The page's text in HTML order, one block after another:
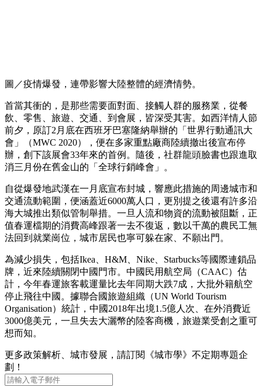
圖／疫情爆發，連帶影響大陸整體的經濟情勢。
首當其衝的，是那些需要面對面、接觸人群的服務業，從餐
飲、零售、旅遊、交通、到會展，皆深受其害。如西洋情人節
前夕，原訂2月底在西班牙巴塞隆納舉辦的「世界行動通訊大
會」（MWC 2020），便在多家重點廠商陸續撤出後宣布停
辦，創下該展會33年來的首例。隨後，社群龍頭臉書也跟進取
消三月份在舊金山的「全球行銷峰會」。
自從爆發地武漢在一月底宣布封城，響應此措施的周邊城市和
交通流動範圍，便涵蓋近6000萬人口，更別提之後還有許多沿
海大城推出類似管制舉措。一旦人流和物資的流動被阻斷，正
值春運檔期的消費高峰跟著一去不復返，數以千萬的農民工無
法回到就業崗位，城市居民也寧可躲在家、不願出門。
為減少損失，包括Ikea、H&M、Nike、Starbucks等國際連鎖品
牌，近來陸續關閉中國門市。中國民用航空局（CAAC）估
計，今年春運旅客載運量比去年同期大跌7成，大批外籍航空
停止飛往中國。據聯合國旅遊組織（UN World Tourism
Organisation）統計，中國2018年出境1.5億人次、在外消費近
3000億美元，一旦失去大灑幣的陸客商機，旅遊業受創之重可
想而知。
更多政策解析、城市發展，請訂閱《城市學》不定期專題企
劃！